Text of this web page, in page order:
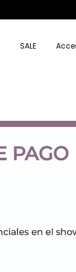
SALE